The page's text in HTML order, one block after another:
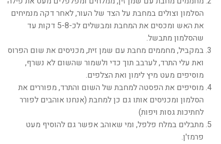
הסלמון וצולים במחבת על הצד של העור, לאחר דקה מנמיחים
את האש ומכסים את המחבת ומבשלים לכ-5-8 דקות עד
שהסלמון מתבשל.
במקביל, מחממים מחבת עם שמן זית, מכניסים את שום הפרוס
ואת עלי התרד, לערבב תוך כדי ולשמור שהשום לא נשרף,
מוסיפים מעט מיץ לימון ואת הצלפים.
מוסיפים את הפסטה למחבת של השום והתרד, מפוררים את
הסלמון ומכניסים אותו גם כן למחבת (אנחנו אוהבים לפורר
לחתיכות גסות ויפות)
מתבלים במלח פלפל, ומי שאוהב אפשר גם להוסיף מעט
פרמז'ן.